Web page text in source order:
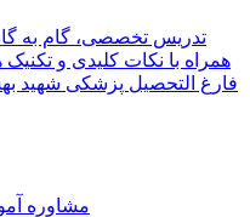
تدریس تخصصی، گام به
همراه با نکات کلیدی و
فارغ التحصیل پزشکی شهید
مشاوره